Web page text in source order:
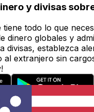
y divisas
tiene todo lo que
dinero globales y
divisas, establezca
al extranjero sin